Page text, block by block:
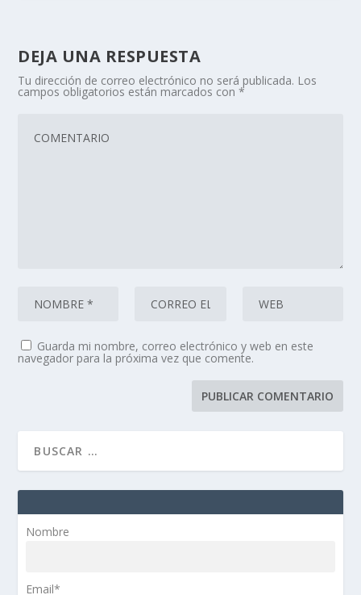
DEJA UNA RESPUESTA
Tu dirección de correo electrónico no será publicada. Los
campos obligatorios están marcados con*
Guarda mi nombre, correo electrónico y web en este
navegador para la próxima vez que comente.
Nombre
Email*